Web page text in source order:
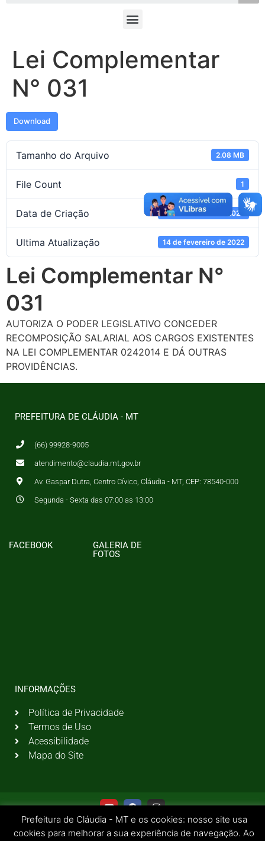
Lei Complementar
N° 031
Download
Tamanho do Arquivo 2.08 MB
File Count 1
Data de Criação 14 de fevereiro de 2022
Ultima Atualização 14 de fevereiro de 2022
Lei Complementar N°
031
AUTORIZA O PODER LEGISLATIVO CONCEDER
RECOMPOSIÇÃO SALARIAL AOS CARGOS EXISTENTES
NA LEI COMPLEMENTAR 0242014 E DÁ OUTRAS
PROVIDÊNCIAS.
PREFEITURA DE CLÁUDIA - MT
(66) 99928-9005
atendimento@claudia.mt.gov.br
Av. Gaspar Dutra, Centro Cívico, Cláudia - MT, CEP: 78540-000
Segunda - Sexta das 07:00 as 13:00
FACEBOOK
GALERIA DE
FOTOS
INFORMAÇÕES
Política de Privacidade
Termos de Uso
Acessibilidade
Mapa do Site
Prefeitura de Cláudia - MT e os cookies: nosso site usa
cookies para melhorar a sua experiência de navegação. Ao